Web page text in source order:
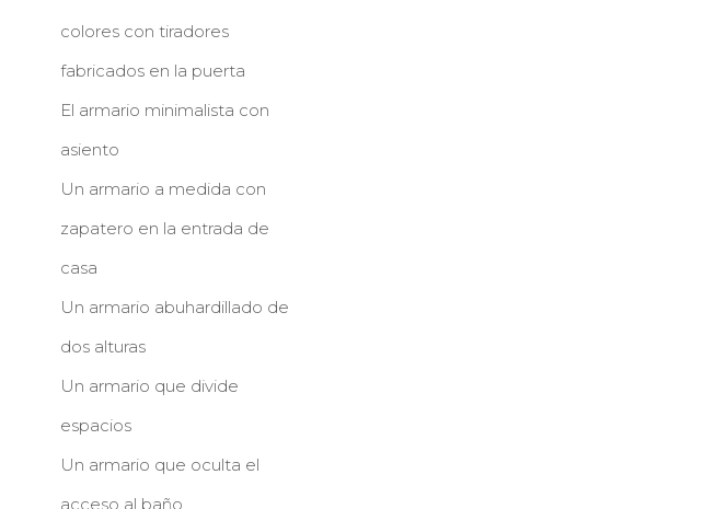
colores con tiradores
fabricados en la puerta
El armario minimalista con
asiento
Un armario a medida con
zapatero en la entrada de
casa
Un armario abuhardillado de
dos alturas
Un armario que divide
espacios
Un armario que oculta el
acceso al baño